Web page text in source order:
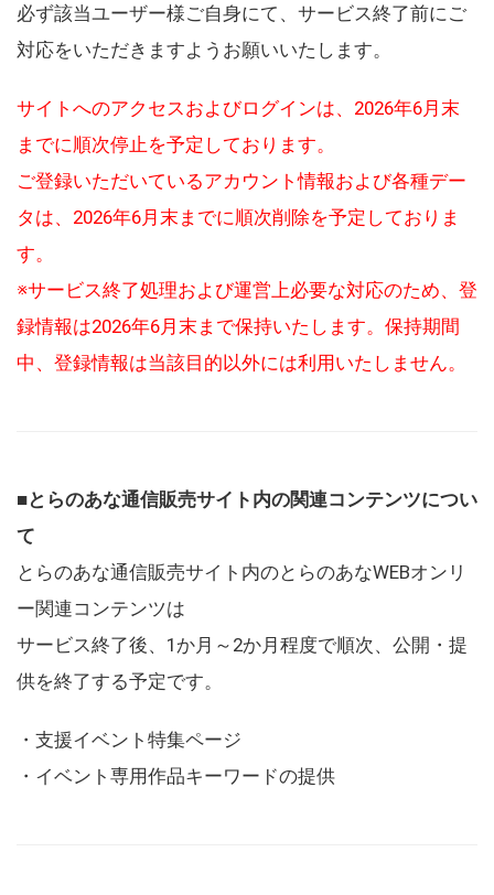
必ず該当ユーザー様ご自身にて、サービス終了前にご
対応をいただきますようお願いいたします。
サイトへのアクセスおよびログインは、2026年6月末
までに順次停止を予定しております。
ご登録いただいているアカウント情報および各種デー
タは、2026年6月末までに順次削除を予定しておりま
す。
※サービス終了処理および運営上必要な対応のため、登
録情報は2026年6月末まで保持いたします。保持期間
中、登録情報は当該目的以外には利用いたしません。
■とらのあな通信販売サイト内の関連コンテンツについ
て
とらのあな通信販売サイト内のとらのあなWEBオンリ
ー関連コンテンツは
サービス終了後、1か月～2か月程度で順次、公開・提
供を終了する予定です。
・支援イベント特集ページ
・イベント専用作品キーワードの提供